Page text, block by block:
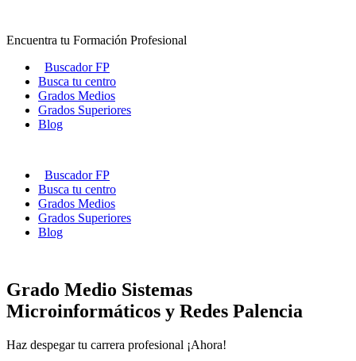
contenido
Encuentra tu Formación Profesional
Buscador FP
Busca tu centro
Grados Medios
Grados Superiores
Blog
Buscador FP
Busca tu centro
Grados Medios
Grados Superiores
Blog
Grado Medio Sistemas
Microinformáticos y Redes Palencia
Haz despegar tu carrera profesional ¡Ahora!